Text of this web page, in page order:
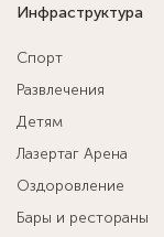
Инфраструктура
Спорт
Развлечения
Детям
Лазертаг Арена
Оздоровление
Бары и рестораны